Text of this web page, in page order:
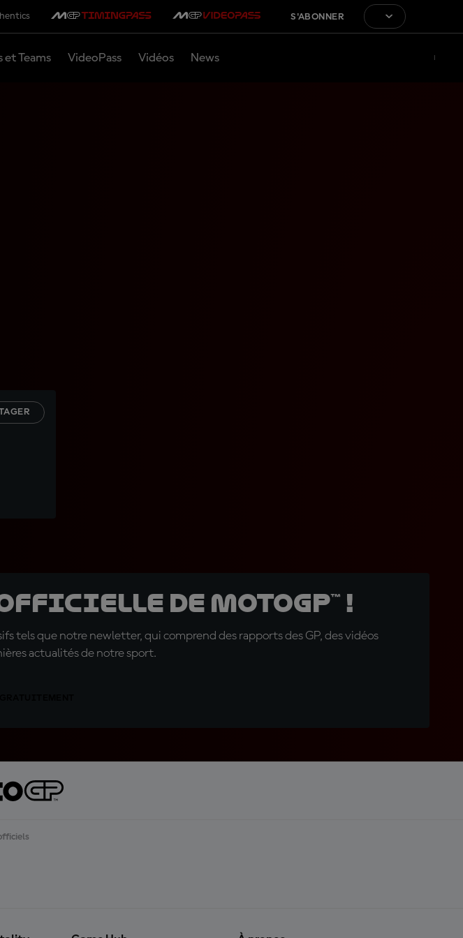
S'ABONNER
et Teams VideoPass Vidéos News
de MotoGP™ !
tels que notre newletter, qui comprend des rapports des GP, des vidéos
actualités de notre sport.